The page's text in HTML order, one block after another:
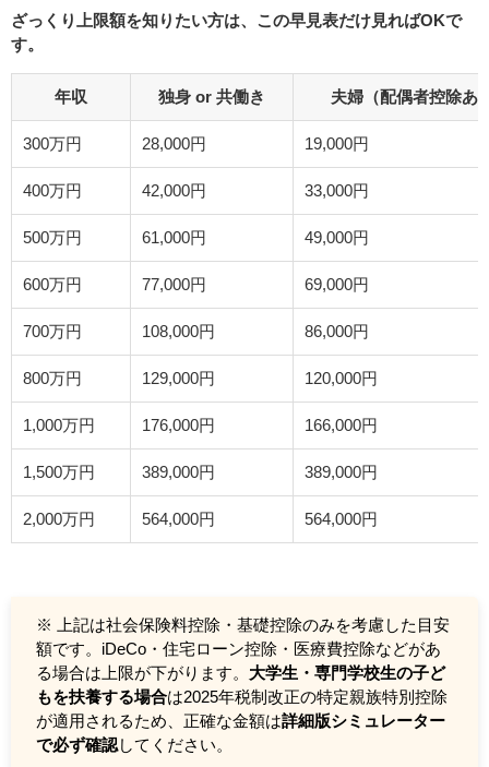
ざっくり上限額を知りたい方は、この早見表だけ見ればOKで
す。
年収 独身 or 共働き 夫婦（配偶者控除あ
300万円 28,000円 19,000円
400万円 42,000円 33,000円
500万円 61,000円 49,000円
600万円 77,000円 69,000円
700万円 108,000円 86,000円
800万円 129,000円 120,000円
1,000万円 176,000円 166,000円
1,500万円 389,000円 389,000円
2,000万円 564,000円 564,000円
※ 上記は社会保険料控除・基礎控除のみを考慮した目安
額です。iDeCo・住宅ローン控除・医療費控除などがあ
る場合は上限が下がります。 大学生・専門学校生の子ど
もを扶養する場合は2025年税制改正の特定親族特別控除
が適用されるため、正確な金額は詳細版シミュレーター
で必ず確認してください。